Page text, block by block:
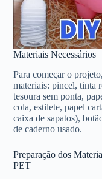
Materiais Necessários
Para começar o
materiais: pincel, tinta
tesoura sem ponta,
cola, estilete, papel
caixa de sapatos),
de caderno usado.
Preparação dos
PET